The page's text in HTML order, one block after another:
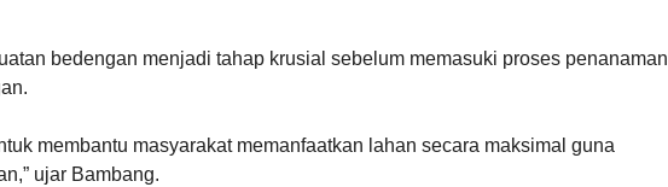
bedengan menjadi tahap krusial sebelum memasuki proses penanaman
membantu masyarakat memanfaatkan lahan secara maksimal guna
ujar Bambang.